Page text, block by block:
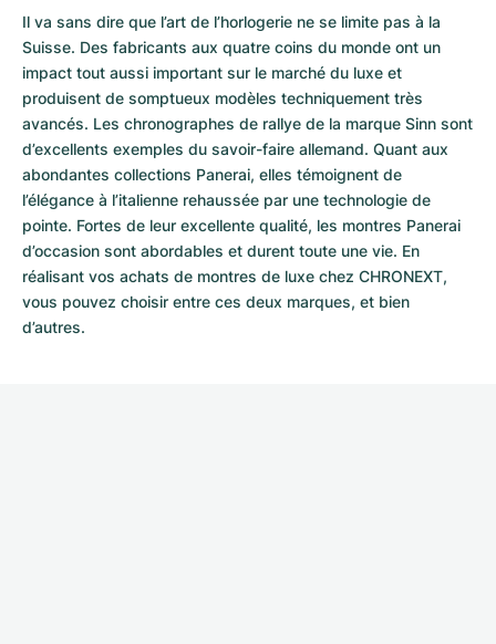
Il va sans dire que l’art de l’horlogerie ne se limite pas à la
Suisse. Des fabricants aux quatre coins du monde ont un
impact tout aussi important sur le marché du luxe et
produisent de somptueux modèles techniquement très
avancés. Les chronographes de rallye de la marque Sinn sont
d’excellents exemples du savoir-faire allemand. Quant aux
abondantes collections Panerai, elles témoignent de
l’élégance à l’italienne rehaussée par une technologie de
pointe. Fortes de leur excellente qualité, les montres Panerai
d’occasion sont abordables et durent toute une vie. En
réalisant vos achats de montres de luxe chez CHRONEXT,
vous pouvez choisir entre ces deux marques, et bien
d’autres.